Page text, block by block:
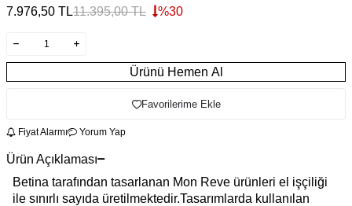
7.976,50 TL11.395,00TL %30
Ürünü Hemen Al
Favorilerime Ekle
Fiyat Alarmı Yorum Yap
Ürün Açıklaması
Betina tarafından tasarlanan Mon Reve ürünleri el işçiliği
ile sınırlı sayıda üretilmektedir.Tasarımlarda kullanılan